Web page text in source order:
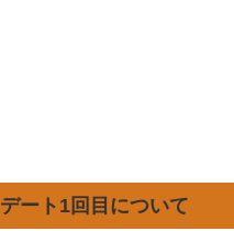
デート1回目について